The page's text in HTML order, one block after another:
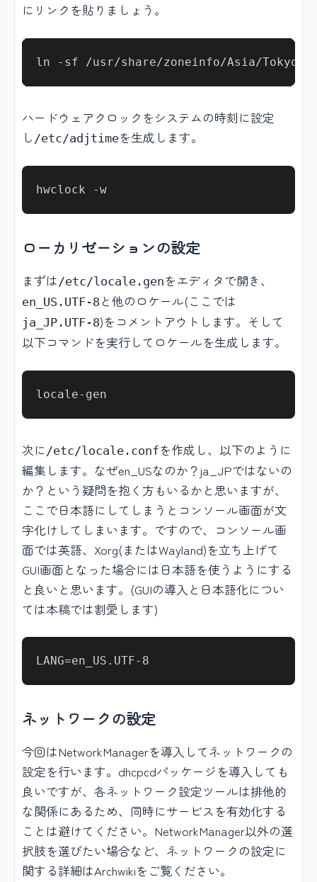
にリンクを貼りましょう。
ハードウェアクロックをシステムの時刻に設定
し /etc/adjtimeを生成します。
ローカリゼーションの設定
まずは /etc/locale.genをエディタで開き、
en_US.UTF-8 と他のロケール(ここでは
ja_JP.UTF-8)をコメントアウトします。そして
以下コマンドを実行してロケールを生成します。
次に /etc/locale.confを作成し、以下のように
編集します。なぜen_USなのか？ja_JPではないの
か？という疑問を抱く方もいるかと思いますが、
ここで日本語にしてしまうとコンソール画面が文
字化けしてしまいます。ですので、コンソール画
面では英語、Xorg(またはWayland)を立ち上げて
GUI画面となった場合には日本語を使うようにする
と良いと思います。(GUIの導入と日本語化につい
ては本稿では割愛します)
ネットワークの設定
今回はNetworkManagerを導入してネットワークの
設定を行います。dhcpcdパッケージを導入しても
良いですが、各ネットワーク設定ツールは排他的
な関係にあるため、同時にサービスを有効化する
ことは避けてください。NetworkManager以外の選
択肢を選びたい場合など、ネットワークの設定に
関する詳細はArchwikiをご覧ください。